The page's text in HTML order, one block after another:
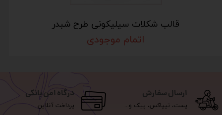
قالب شکلات سیلیکونی طرح شبدر
اتمام موجودی
ارسال سفارش
پست، تیپاکس، پیک و...
درگاه امن بانکی
پرداخت آنلاین